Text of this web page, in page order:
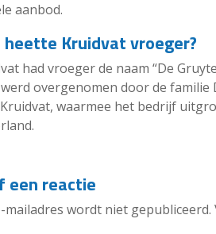
aanbod.
heette Kruidvat vroeger?
had vroeger de naam “De
werd overgenomen door de familie
waarmee het bedrijf
een reactie
mailadres wordt niet gepubliceerd.